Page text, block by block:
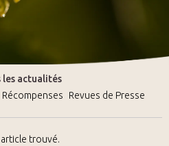
les actualités
Récompenses Revues de Presse
trouvé.